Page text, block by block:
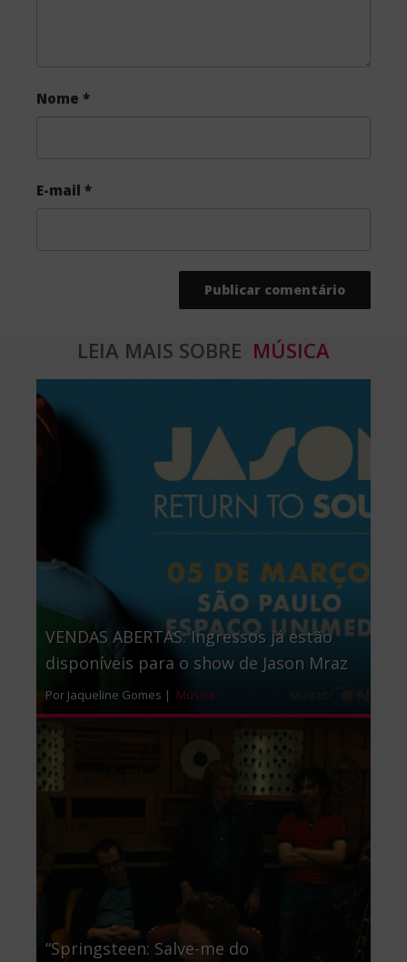
Nome *
E-mail *
LEIA MAIS SOBRE MÚSICA
VENDAS ABERTAS: Ingressos já estão
disponíveis para o show de Jason Mraz
Por Jaqueline Gomes | Música
“Springsteen: Salve-me do